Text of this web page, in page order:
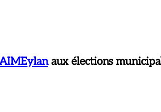
aux élections